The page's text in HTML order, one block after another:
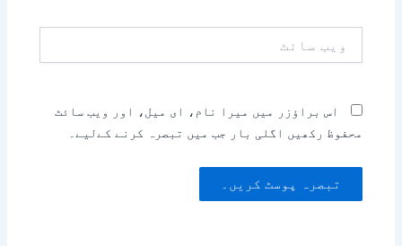
سائٹ
اس براؤزر میں میرا نام، ای میل، اور ویب سائٹ
محفوظ رکھیں اگلی بار جب میں تبصرہ کرنے کےلیے۔